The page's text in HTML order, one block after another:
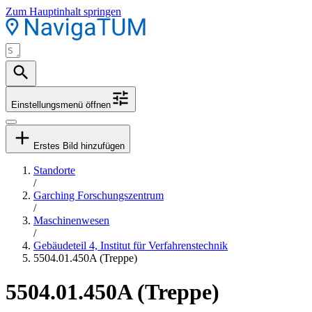
Zum Hauptinhalt springen
Einstellungsmenü öffnen
Erstes Bild hinzufügen
Standorte
/
Garching Forschungszentrum
/
Maschinenwesen
/
Gebäudeteil 4, Institut für Verfahrenstechnik
5504.01.450A (Treppe)
5504.01.450A (Treppe)